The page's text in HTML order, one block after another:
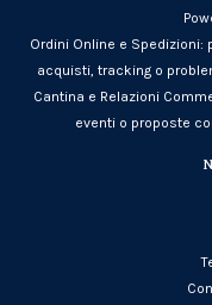
Ordini Online e
acquisti, tracking o
Cantina e Relazioni
eventi o proposte